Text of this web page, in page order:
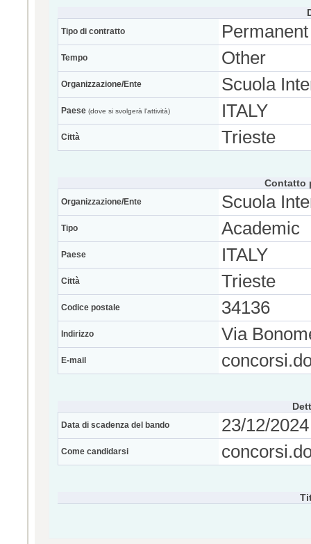
Tipo di contratto Permanent
Tempo Other
Organizzazione/Ente Scuola
Paese (dove si svolgerà l'attività) ITALY
Città Trieste
Contatto
Organizzazione/Ente Scuola
Tipo Academic
Paese ITALY
Città Trieste
Codice postale 34136
Indirizzo Via
E-mail
Data di scadenza del bando 23/12/
Come candidarsi